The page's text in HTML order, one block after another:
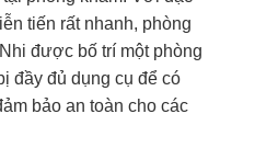
tiến rất nhanh, phòng
được bố trí một phòng
đầy đủ dụng cụ để có
bảo an toàn cho các